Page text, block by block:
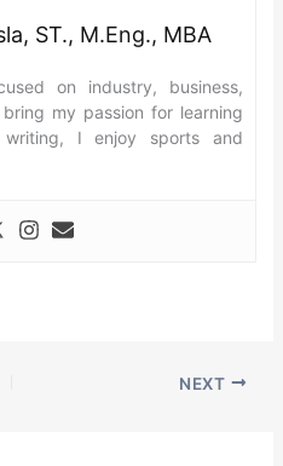
ST., M.Eng., MBA
on industry, business,
my passion for learning
I enjoy sports and
NEXT